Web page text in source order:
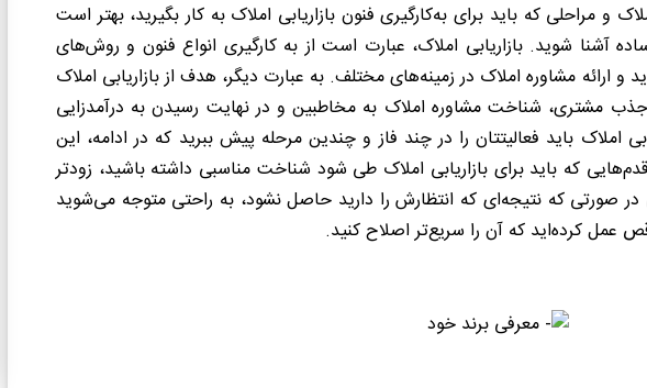
و مراحلی که باید برای به‌کارگیری فنون بازاریابی املاک به کار بگیرید، بهتر است
ساده آشنا شوید. بازاریابی املاک، عبارت است از به کارگیری انواع فنون و روش‌های
ارائه مشاوره املاک در زمینه‌های مختلف. به عبارت دیگر، هدف از بازاریابی املاک
جذب مشتری، شناخت مشاوره املاک به مخاطبین و در نهایت رسیدن به درآمدزایی
املاک باید فعالیتتان را در چند فاز و چندین مرحله پیش ببرید که در ادامه، این
که باید برای بازاریابی املاک طی شود شناخت مناسبی داشته باشید، زودتر
صورتی که نتیجه‌ای که انتظارش را دارید حاصل نشود، به راحتی متوجه می‌شوید
عمل کرده‌اید که آن را سریع‌تر اصلاح کنید.